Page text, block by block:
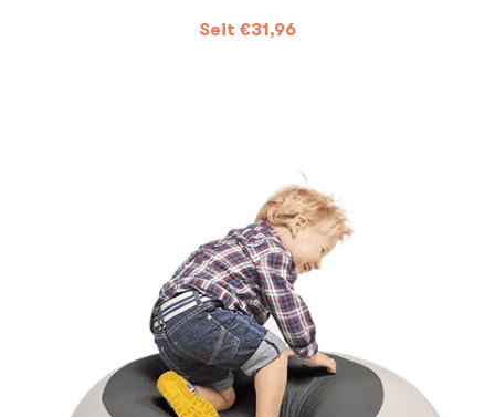
Seit €31,96